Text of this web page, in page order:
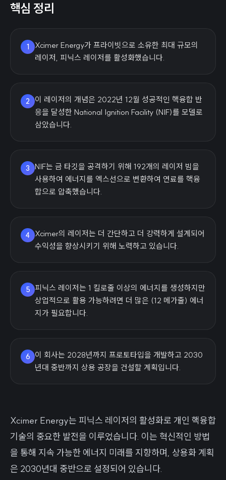
핵심 정리
1
Xcimer Energy가 프라이빗으로 소유한 최대 규모의
레이저, 피닉스 레이저를 활성화했습니다.
2
이 레이저의 개념은 2022년 12월 성공적인 핵융합 반
응을 달성한 National Ignition Facility (NIF)를 모델로
삼았습니다.
3
NIF는 금 타깃을 공격하기 위해 192개의 레이저 빔을
사용하여 에너지를 엑스선으로 변환하여 연료를 핵융
합으로 압축했습니다.
4
Xcimer의 레이저는 더 간단하고 더 강력하게 설계되어
수익성을 향상시키기 위해 노력하고 있습니다.
5
피닉스 레이저는 1 킬로줄 이상의 에너지를 생성하지만
상업적으로 활용 가능하려면 더 많은 (12 메가줄) 에너
지가 필요합니다.
6
이 회사는 2028년까지 프로토타입을 개발하고 2030
년대 중반까지 상용 공장을 건설할 계획입니다.
Xcimer Energy는 피닉스 레이저의 활성화로 개인 핵융합
기술의 중요한 발전을 이루었습니다. 이는 혁신적인 방법
을 통해 지속 가능한 에너지 미래를 지향하며, 상용화 계획
은 2030년대 중반으로 설정되어 있습니다.